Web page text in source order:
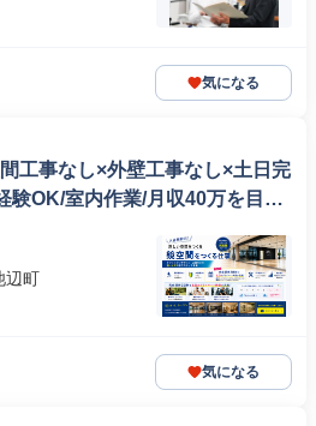
気になる
工事なし×外壁工事なし×土日完
験OK/室内作業/月収40万を目指
辺町
気になる